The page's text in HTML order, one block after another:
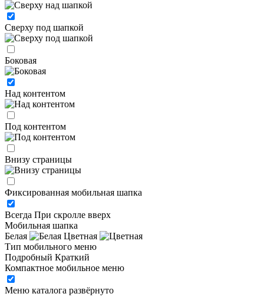
Сверху под шапкой
Боковая
Над контентом
Под контентом
Внизу страницы
Фиксированная мобильная шапка
Всегда При скролле вверх
Мобильная шапка
Белая
Цветная
Тип мобильного меню
Подробный Краткий
Компактное мобильное меню
Меню каталога развёрнуто